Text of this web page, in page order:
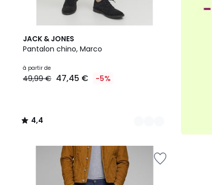
JACK & JONES
Pantalon chino, Marco
à partir de
49,99 € 47,45 € -5%
4,4
/ 5
12
Couleurs
4,4
/